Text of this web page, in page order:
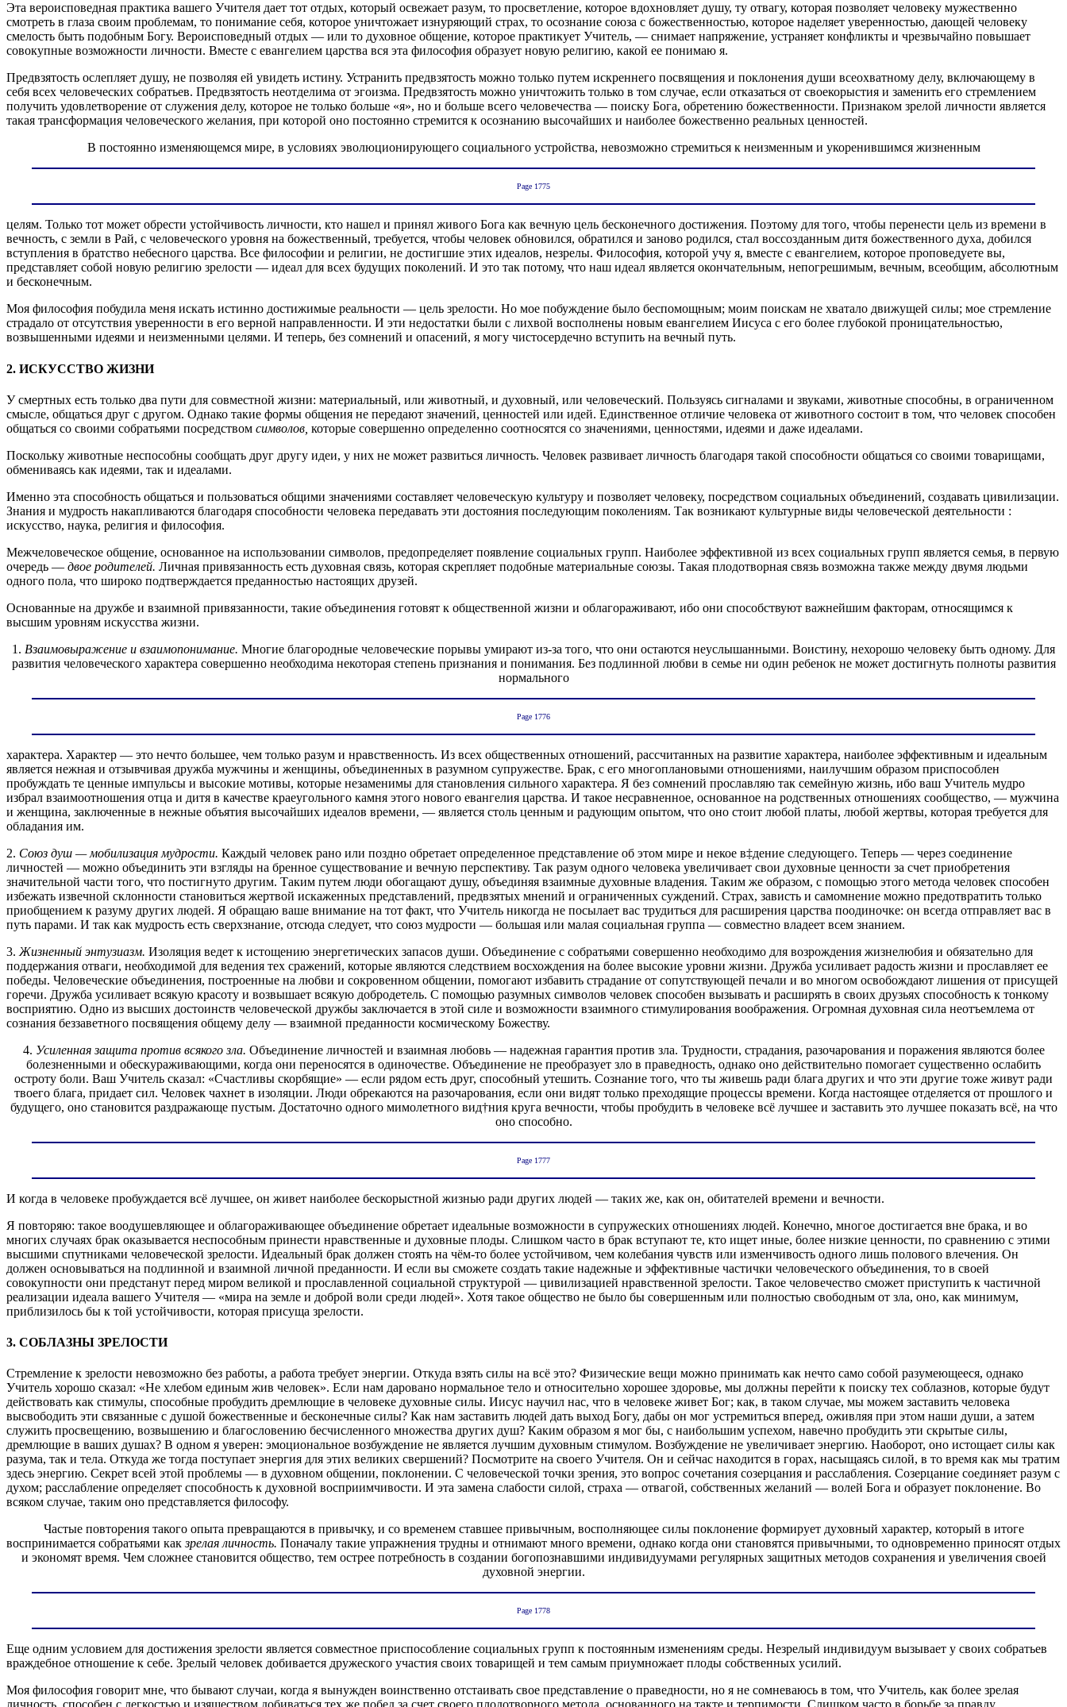
Эта вероисповедная практика вашего Учителя дает тот отдых, который освежает разум, то просветление, которое вдохновляет душу, ту отвагу, которая позволяет человеку мужественно
смотреть в глаза своим проблемам, то понимание себя, которое уничтожает изнуряющий страх, то осознание союза с божественностью, которое наделяет уверенностью, дающей человеку
смелость быть подобным Богу. Вероисповедный отдых — или то духовное общение, которое практикует Учитель, — снимает напряжение, устраняет конфликты и чрезвычайно повышает
совокупные возможности личности. Вместе с евангелием царства вся эта философия образует новую религию, какой ее понимаю я.
Предвзятость ослепляет душу, не позволяя ей увидеть истину. Устранить предвзятость можно только путем искреннего посвящения и поклонения души всеохватному делу, включающему в
себя всех человеческих собратьев. Предвзятость неотделима от эгоизма. Предвзятость можно уничтожить только в том случае, если отказаться от своекорыстия и заменить его стремлением
получить удовлетворение от служения делу, которое не только больше «я», но и больше всего человечества — поиску Бога, обретению божественности. Признаком зрелой личности является
такая трансформация человеческого желания, при которой оно постоянно стремится к осознанию высочайших и наиболее божественно реальных ценностей.
В постоянно изменяющемся мире, в условиях эволюционирующего социального устройства, невозможно стремиться к неизменным и укоренившимся жизненным
Page 1775
целям. Только тот может обрести устойчивость личности, кто нашел и принял живого Бога как вечную цель бесконечного достижения. Поэтому для того, чтобы перенести цель из времени в
вечность, с земли в Рай, с человеческого уровня на божественный, требуется, чтобы человек обновился, обратился и заново родился, стал воссозданным дитя божественного духа, добился
вступления в братство небесного царства. Все философии и религии, не достигшие этих идеалов, незрелы. Философия, которой учу я, вместе с евангелием, которое проповедуете вы,
представляет собой новую религию зрелости — идеал для всех будущих поколений. И это так потому, что наш идеал является окончательным, непогрешимым, вечным, всеобщим, абсолютным
и бесконечным.
Моя философия побудила меня искать истинно достижимые реальности — цель зрелости. Но мое побуждение было беспомощным; моим поискам не хватало движущей силы; мое стремление
страдало от отсутствия уверенности в его верной направленности. И эти недостатки были с лихвой восполнены новым евангелием Иисуса с его более глубокой проницательностью,
возвышенными идеями и неизменными целями. И теперь, без сомнений и опасений, я могу чистосердечно вступить на вечный путь.
2. ИСКУССТВО ЖИЗНИ
У смертных есть только два пути для совместной жизни: материальный, или животный, и духовный, или человеческий. Пользуясь сигналами и звуками, животные способны, в ограниченном
смысле, общаться друг с другом. Однако такие формы общения не передают значений, ценностей или идей. Единственное отличие человека от животного состоит в том, что человек способен
общаться со своими собратьями посредством символов, которые совершенно определенно соотносятся со значениями, ценностями, идеями и даже идеалами.
Поскольку животные неспособны сообщать друг другу идеи, у них не может развиться личность. Человек развивает личность благодаря такой способности общаться со своими товарищами,
обмениваясь как идеями, так и идеалами.
Именно эта способность общаться и пользоваться общими значениями составляет человеческую культуру и позволяет человеку, посредством социальных объединений, создавать цивилизации.
Знания и мудрость накапливаются благодаря способности человека передавать эти достояния последующим поколениям. Так возникают культурные виды человеческой деятельности :
искусство, наука, религия и философия.
Межчеловеческое общение, основанное на использовании символов, предопределяет появление социальных групп. Наиболее эффективной из всех социальных групп является семья, в первую
очередь — двое родителей. Личная привязанность есть духовная связь, которая скрепляет подобные материальные союзы. Такая плодотворная связь возможна также между двумя людьми
одного пола, что широко подтверждается преданностью настоящих друзей.
Основанные на дружбе и взаимной привязанности, такие объединения готовят к общественной жизни и облагораживают, ибо они способствуют важнейшим факторам, относящимся к
высшим уровням искусства жизни.
1. Взаимовыражение и взаимопонимание. Многие благородные человеческие порывы умирают из-за того, что они остаются неуслышанными. Воистину, нехорошо человеку быть одному. Для
развития человеческого характера совершенно необходима некоторая степень признания и понимания. Без подлинной любви в семье ни один ребенок не может достигнуть полноты развития
нормального
Page 1776
характера. Характер — это нечто большее, чем только разум и нравственность. Из всех общественных отношений, рассчитанных на развитие характера, наиболее эффективным и идеальным
является нежная и отзывчивая дружба мужчины и женщины, объединенных в разумном супружестве. Брак, с его многоплановыми отношениями, наилучшим образом приспособлен
пробуждать те ценные импульсы и высокие мотивы, которые незаменимы для становления сильного характера. Я без сомнений прославляю так семейную жизнь, ибо ваш Учитель мудро
избрал взаимоотношения отца и дитя в качестве краеугольного камня этого нового евангелия царства. И такое несравненное, основанное на родственных отношениях сообщество, — мужчина
и женщина, заключенные в нежные объятия высочайших идеалов времени, — является столь ценным и радующим опытом, что оно стоит любой платы, любой жертвы, которая требуется для
обладания им.
2. Союз душ — мобилизация мудрости. Каждый человек рано или поздно обретает определенное представление об этом мире и некое в‡дение следующего. Теперь — через соединение
личностей — можно объединить эти взгляды на бренное существование и вечную перспективу. Так разум одного человека увеличивает свои духовные ценности за счет приобретения
значительной части того, что постигнуто другим. Таким путем люди обогащают душу, объединяя взаимные духовные владения. Таким же образом, с помощью этого метода человек способен
избежать извечной склонности становиться жертвой искаженных представлений, предвзятых мнений и ограниченных суждений. Страх, зависть и самомнение можно предотвратить только
приобщением к разуму других людей. Я обращаю ваше внимание на тот факт, что Учитель никогда не посылает вас трудиться для расширения царства поодиночке: он всегда отправляет вас в
путь парами. И так как мудрость есть сверхзнание, отсюда следует, что союз мудрости — большая или малая социальная группа — совместно владеет всем знанием.
3. Жизненный энтузиазм. Изоляция ведет к истощению энергетических запасов души. Объединение с собратьями совершенно необходимо для возрождения жизнелюбия и обязательно для
поддержания отваги, необходимой для ведения тех сражений, которые являются следствием восхождения на более высокие уровни жизни. Дружба усиливает радость жизни и прославляет ее
победы. Человеческие объединения, построенные на любви и сокровенном общении, помогают избавить страдание от сопутствующей печали и во многом освобождают лишения от присущей
горечи. Дружба усиливает всякую красоту и возвышает всякую добродетель. С помощью разумных символов человек способен вызывать и расширять в своих друзьях способность к тонкому
восприятию. Одно из высших достоинств человеческой дружбы заключается в этой силе и возможности взаимного стимулирования воображения. Огромная духовная сила неотъемлема от
сознания беззаветного посвящения общему делу — взаимной преданности космическому Божеству.
4. Усиленная защита против всякого зла. Объединение личностей и взаимная любовь — надежная гарантия против зла. Трудности, страдания, разочарования и поражения являются более
болезненными и обескураживающими, когда они переносятся в одиночестве. Объединение не преобразует зло в праведность, однако оно действительно помогает существенно ослабить
остроту боли. Ваш Учитель сказал: «Счастливы скорбящие» — если рядом есть друг, способный утешить. Сознание того, что ты живешь ради блага других и что эти другие тоже живут ради
твоего блага, придает сил. Человек чахнет в изоляции. Люди обрекаются на разочарования, если они видят только преходящие процессы времени. Когда настоящее отделяется от прошлого и
будущего, оно становится раздражающе пустым. Достаточно одного мимолетного вид†ния круга вечности, чтобы пробудить в человеке всё лучшее и заставить это лучшее показать всё, на что
оно способно.
Page 1777
И когда в человеке пробуждается всё лучшее, он живет наиболее бескорыстной жизнью ради других людей — таких же, как он, обитателей времени и вечности.
Я повторяю: такое воодушевляющее и облагораживающее объединение обретает идеальные возможности в супружеских отношениях людей. Конечно, многое достигается вне брака, и во
многих случаях брак оказывается неспособным принести нравственные и духовные плоды. Слишком часто в брак вступают те, кто ищет иные, более низкие ценности, по сравнению с этими
высшими спутниками человеческой зрелости. Идеальный брак должен стоять на чём-то более устойчивом, чем колебания чувств или изменчивость одного лишь полового влечения. Он
должен основываться на подлинной и взаимной личной преданности. И если вы сможете создать такие надежные и эффективные частички человеческого объединения, то в своей
совокупности они предстанут перед миром великой и прославленной социальной структурой — цивилизацией нравственной зрелости. Такое человечество сможет приступить к частичной
реализации идеала вашего Учителя — «мира на земле и доброй воли среди людей». Хотя такое общество не было бы совершенным или полностью свободным от зла, оно, как минимум,
приблизилось бы к той устойчивости, которая присуща зрелости.
3. СОБЛАЗНЫ ЗРЕЛОСТИ
Стремление к зрелости невозможно без работы, а работа требует энергии. Откуда взять силы на всё это? Физические вещи можно принимать как нечто само собой разумеющееся, однако
Учитель хорошо сказал: «Не хлебом единым жив человек». Если нам даровано нормальное тело и относительно хорошее здоровье, мы должны перейти к поиску тех соблазнов, которые будут
действовать как стимулы, способные пробудить дремлющие в человеке духовные силы. Иисус научил нас, что в человеке живет Бог; как, в таком случае, мы можем заставить человека
высвободить эти связанные с душой божественные и бесконечные силы? Как нам заставить людей дать выход Богу, дабы он мог устремиться вперед, оживляя при этом наши души, а затем
служить просвещению, возвышению и благословению бесчисленного множества других душ? Каким образом я мог бы, с наибольшим успехом, навечно пробудить эти скрытые силы,
дремлющие в ваших душах? В одном я уверен: эмоциональное возбуждение не является лучшим духовным стимулом. Возбуждение не увеличивает энергию. Наоборот, оно истощает силы как
разума, так и тела. Откуда же тогда поступает энергия для этих великих свершений? Посмотрите на своего Учителя. Он и сейчас находится в горах, насыщаясь силой, в то время как мы тратим
здесь энергию. Секрет всей этой проблемы — в духовном общении, поклонении. С человеческой точки зрения, это вопрос сочетания созерцания и расслабления. Созерцание соединяет разум с
духом; расслабление определяет способность к духовной восприимчивости. И эта замена слабости силой, страха — отвагой, собственных желаний — волей Бога и образует поклонение. Во
всяком случае, таким оно представляется философу.
Частые повторения такого опыта превращаются в привычку, и со временем ставшее привычным, восполняющее силы поклонение формирует духовный характер, который в итоге
воспринимается собратьями какзрелая личность. Поначалу такие упражнения трудны и отнимают много времени, однако когда они становятся привычными, то одновременно приносят отдых
и экономят время. Чем сложнее становится общество, тем острее потребность в создании богопознавшими индивидуумами регулярных защитных методов сохранения и увеличения своей
духовной энергии.
Page 1778
Еще одним условием для достижения зрелости является совместное приспособление социальных групп к постоянным изменениям среды. Незрелый индивидуум вызывает у своих собратьев
враждебное отношение к себе. Зрелый человек добивается дружеского участия своих товарищей и тем самым приумножает плоды собственных усилий.
Моя философия говорит мне, что бывают случаи, когда я вынужден воинственно отстаивать свое представление о праведности, но я не сомневаюсь в том, что Учитель, как более зрелая